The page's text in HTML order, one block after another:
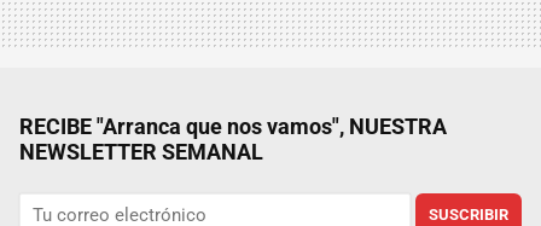
RECIBE "Arranca que nos vamos", NUESTRA
NEWSLETTER SEMANAL
SUSCRIBIR